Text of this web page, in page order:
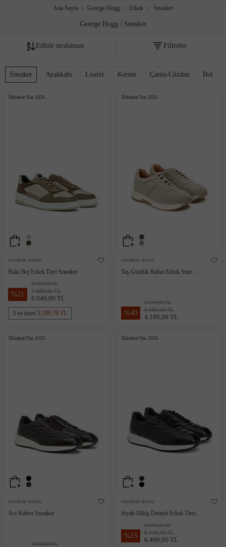
Ana Sayfa George Hogg Erkek Sneaker
George Hogg / Sneaker
Editör sıralaması
Fiyata göre artan
Yeni Eklenenler
Filtreler
Sneaker Ayakkabı Loafer Kemer Çanta-Cüzdan Bot
İlkbahar/Yaz 2026
GEORGE HOGG
Haki Bej Erkek Deri Sneaker
%21
10.999,00 TL
7.699,00 TL
6.049,00 TL
3 ve üzeri 3.299,70 TL
İlkbahar/Yaz 2026
GEORGE HOGG
Taş Günlük Rahat Erkek Süet
%40
13.999,00 TL
6.999,00 TL
4.199,00 TL
İlkbahar/Yaz 2026
GEORGE HOGG
Acı Kahve Sneaker
12.999,00 TL
İlkbahar/Yaz 2026
GEORGE HOGG
Siyah Dikiş Detaylı Erkek Deri
%23
12.999,00 TL
8.449,00 TL
6.499,00 TL